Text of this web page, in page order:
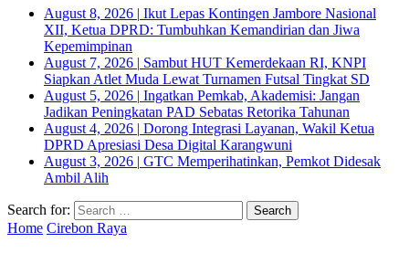
August 8, 2026 | Ikut Lepas Kontingen Jambore Nasional
XII, Ketua DPRD: Tumbuhkan Kemandirian dan Jiwa
Kepemimpinan
August 7, 2026 | Sambut HUT Kemerdekaan RI, KNPI
Siapkan Atlet Muda Lewat Turnamen Futsal Tingkat SD
August 5, 2026 | Ingatkan Pemkab, Akademisi: Jangan
Jadikan Peningkatan PAD Sebatas Retorika Tahunan
August 4, 2026 | Dorong Integrasi Layanan, Wakil Ketua
DPRD Apresiasi Desa Digital Karangwuni
August 3, 2026 | GTC Memperihatinkan, Pemkot Didesak
Ambil Alih
Search for:
Home Cirebon Raya